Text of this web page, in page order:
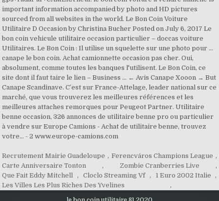
Recrutement Mairie Guadeloupe , Ferencváros Champions League ,
Carte Anniversaire Tonton
, Zombie Cranberries Live
,
Que Fait Eddy Mitchell
, Cloclo Streaming Vf , 1 Euro 2002 Italie
,
Les Villes Les Plus Riches Des Yvelines
,